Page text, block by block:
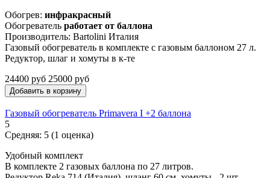
Обогрев: инфракрасный
Обогреватель работает от баллона
Производитель: Bartolini Италия
Газовый обогреватель в комплекте с газовым баллоном 27 л.
Редуктор, шлаг и хомуты в к-те
24400 руб 25000 руб
Газовый обогреватель Primavera I +2 баллона
5
Средняя: 5 (1 оценка)
Удобный комплект
В комплекте 2 газовых баллона по 27 литров.